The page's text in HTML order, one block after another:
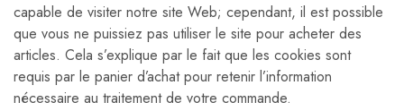
capable de visiter notre site Web; cependant, il est possible
que vous ne puissiez pas utiliser le site pour acheter des
articles. Cela s’explique par le fait que les cookies sont
requis par le panier d’achat pour retenir l’information
nécessaire au traitement de votre commande.